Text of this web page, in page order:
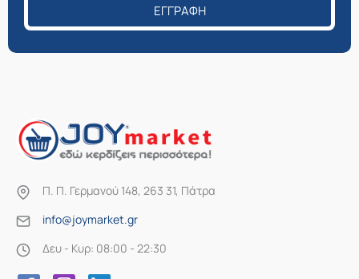
ΕΓΓΡΑΦΉ
Π. Π. Γερμανού 148, 263 31, Πάτρα
info@joymarket.gr
Δευ - Κυρ: 08:00 - 22:30